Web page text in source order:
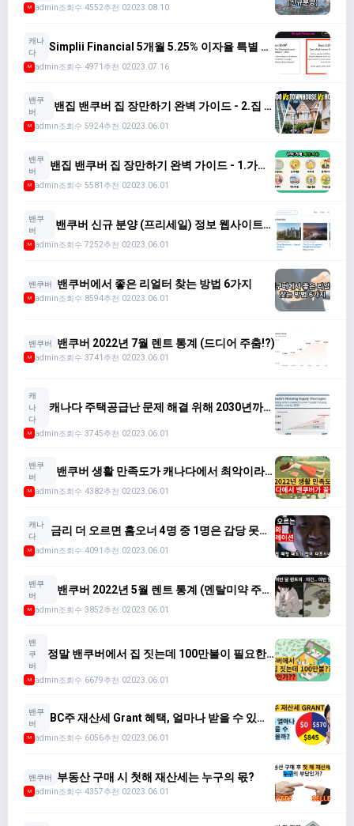
M admin조회수 4552추천 02023.08.10
캐나
다
Simplii Financial 5개월 5.25% 이자율 특별 혜
M admin조회수 4971 추천 02023.07.16
밴쿠
버
밴집 밴쿠버 집 장만하기 완벽 가이드 - 2.집 종
M admin조회수 5924추천 02023.06.01
밴쿠
버
밴집 밴쿠버 집 장만하기 완벽 가이드 - 1.가용
M admin조회수 5581 추천 02023.06.01
밴쿠
버
밴쿠버 신규 분양 (프리세일) 정보 웹사이트
M admin조회수 7252추천 02023.06.01
밴쿠버 밴쿠버에서 좋은 리얼터 찾는 방법 6가지
M admin조회수 8594추천 02023.06.01
밴쿠버 밴쿠버 2022년 7월 렌트 통계 (드디어 주춤!?)
M admin조회수 3741 추천 02023.06.01
캐
나
다
캐나다 주택공급난 문제 해결 위해 2030년까지
M admin조회수 3745추천 02023.06.01
밴쿠
버
밴쿠버 생활 만족도가 캐나다에서 최악이라
M admin조회수 4382추천 02023.06.01
캐나
다
금리 더 오르면 홈오너 4명 중 1명은 감당 못해
M admin조회수 4091 추천 02023.06.01
밴쿠
버
밴쿠버 2022년 5월 렌트 통계 (멘탈미약 주
M admin조회수 3852추천 02023.06.01
밴
쿠
버
정말 밴쿠버에서 집 짓는데 100만불이 필요한
M admin조회수 6679추천 02023.06.01
밴쿠
버
BC주 재산세 Grant 혜택, 얼마나 받을 수 있나?
M admin조회수 6056추천 02023.06.01
밴쿠버 부동산 구매 시 첫해 재산세는 누구의 몫?
M admin조회수 4357추천 02023.06.01